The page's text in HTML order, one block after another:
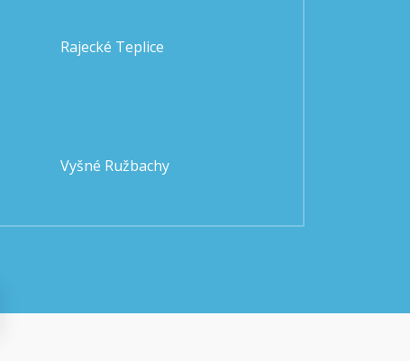
Rajecké Teplice
Vyšné Ružbachy